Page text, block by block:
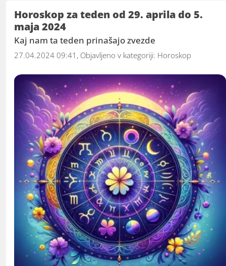
Horoskop za teden od 29. aprila do 5.
maja 2024
Kaj nam ta teden prinašajo zvezde
27.04.2024 09:41, Objavljeno v kategoriji: Horoskop